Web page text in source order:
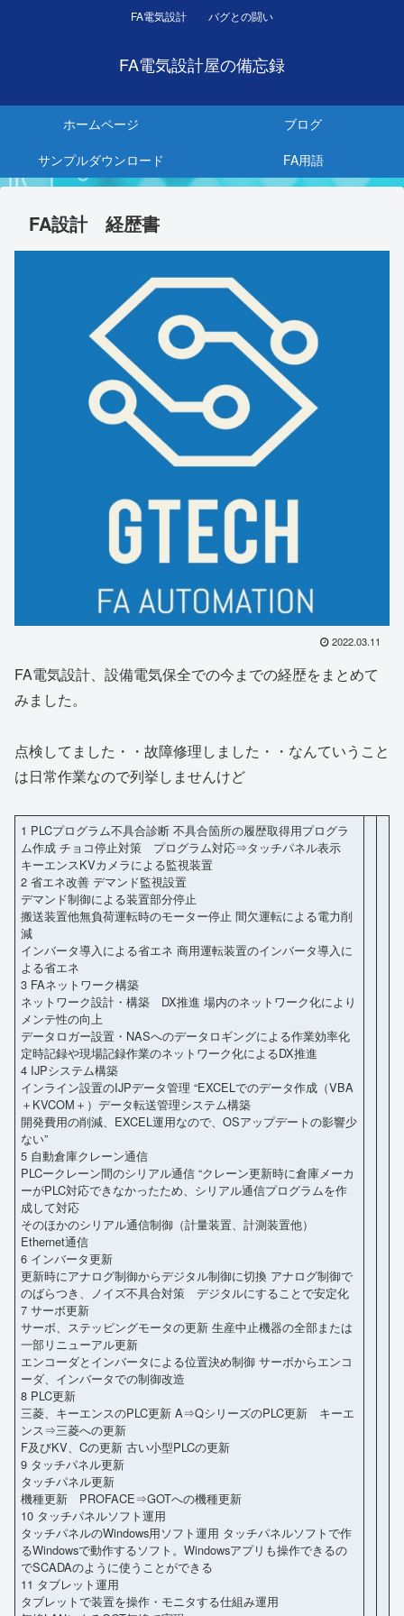
FA電気設計 バグとの闘い
FA電気設計屋の備忘録
ホームページ
ブログ
サンプルダウンロード
FA用語
FA設計 経歴書
2022.03.11
FA電気設計、設備電気保全での今までの経歴をまとめて
みました。
点検してました・・故障修理しました・・なんていうこと
は日常作業なので列挙しませんけど
1 PLCプログラム不具合診断 不具合箇所の履歴取得用プログラ
ム作成 チョコ停止対策 プログラム対応⇒タッチパネル表示
キーエンスKVカメラによる監視装置
2 省エネ改善 デマンド監視設置
デマンド制御による装置部分停止
搬送装置他無負荷運転時のモーター停止 間欠運転による電力削
減
インバータ導入による省エネ 商用運転装置のインバータ導入に
よる省エネ
3 FAネットワーク構築
ネットワーク設計・構築 DX推進 場内のネットワーク化により
メンテ性の向上
データロガー設置・NASへのデータロギングによる作業効率化
定時記録や現場記録作業のネットワーク化によるDX推進
4 IJPシステム構築
インライン設置のIJPデータ管理 “EXCELでのデータ作成（VBA
＋KVCOM＋）データ転送管理システム構築
開発費用の削減、EXCEL運用なので、OSアップデートの影響少
ない”
5 自動倉庫クレーン通信
PLCークレーン間のシリアル通信 “クレーン更新時に倉庫メーカ
ーがPLC対応できなかったため、シリアル通信プログラムを作
成して対応
そのほかのシリアル通信制御（計量装置、計測装置他）
Ethernet通信
6 インバータ更新
更新時にアナログ制御からデジタル制御に切換 アナログ制御で
のばらつき、ノイズ不具合対策 デジタルにすることで安定化
7 サーボ更新
サーボ、ステッピングモータの更新 生産中止機器の全部または
一部リニューアル更新
エンコーダとインバータによる位置決め制御 サーボからエンコ
ーダ、インバータでの制御改造
8 PLC更新
三菱、キーエンスのPLC更新 A⇒QシリーズのPLC更新 キーエ
ンス⇒三菱への更新
F及びKV、Cの更新 古い小型PLCの更新
9 タッチパネル更新
タッチパネル更新
機種更新 PROFACE⇒GOTへの機種更新
10 タッチパネルソフト運用
タッチパネルのWindows用ソフト運用 タッチパネルソフトで作
るWindowsで動作するソフト。Windowsアプリも操作できるの
でSCADAのように使うことができる
11 タブレット運用
タブレットで装置を操作・モニタする仕組み運用